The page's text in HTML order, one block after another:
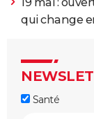
19 mai :
qui change
Santé